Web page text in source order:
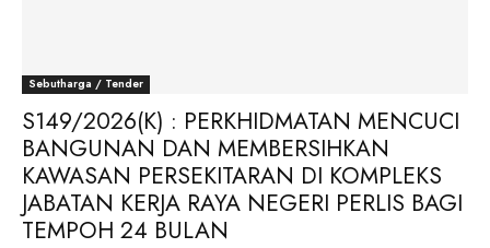
Sebutharga / Tender
S149/2026(K) : PERKHIDMATAN MENCUCI
BANGUNAN DAN MEMBERSIHKAN
KAWASAN PERSEKITARAN DI KOMPLEKS
JABATAN KERJA RAYA NEGERI PERLIS BAGI
TEMPOH 24 BULAN